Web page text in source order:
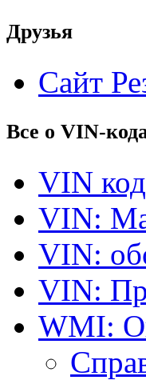
Друзья
Сайт
Все о VIN-
VIN
VIN:
VIN:
VIN:
WMI: